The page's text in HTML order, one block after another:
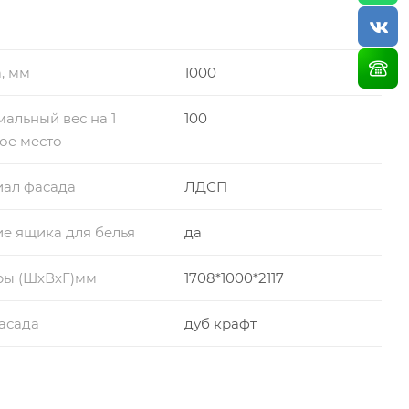
мм 1000
вес на 1
место
100
фасада ЛДСП
ящика для белья да
(ШхВхГ)мм 1708*1000*2117
дуб крафт